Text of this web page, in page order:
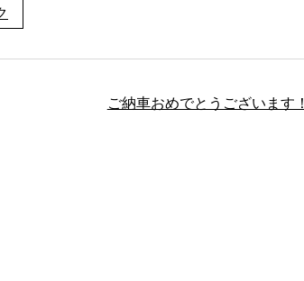
ご納車おめでとうございます！